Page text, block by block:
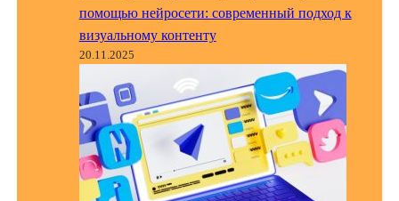
помощью нейросети: современный подход к
визуальному контенту
20.11.2025